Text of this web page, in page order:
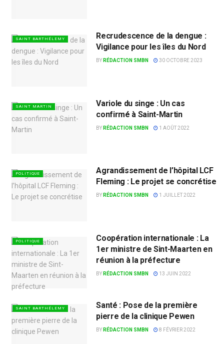
SAINT BARTHÉLEMY
Recrudescence de la dengue :
Vigilance pour les îles du Nord
BY RÉDACTION SMBN 30 OCTOBRE 2023
SAINT MARTIN
Variole du singe : Un cas
confirmé à Saint-Martin
BY RÉDACTION SMBN 1 AOÛT 2022
POLITIQUE
Agrandissement de l’hôpital LCF
Fleming : Le projet se concrétise
BY RÉDACTION SMBN 1 JUILLET 2022
POLITIQUE
Coopération internationale : La
1er ministre de Sint-Maarten en
réunion à la préfecture
BY RÉDACTION SMBN 13 JUIN 2022
SAINT BARTHÉLEMY
Santé : Pose de la première
pierre de la clinique Pewen
BY RÉDACTION SMBN 8 FÉVRIER 2022